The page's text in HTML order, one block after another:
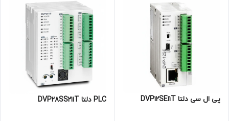
پی ال سی دلتا DVP12SE11T PLC دلتا DVP28SS211T